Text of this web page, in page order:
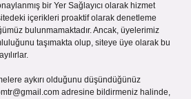
bir Yer Sağlayıcı olarak hizmet
içerikleri proaktif olarak denetleme
bulunmamaktadır. Ancak, üyelerimiz
taşımakta olup, siteye üye olarak bu
aykırı olduğunu düşündüğünüz
adresine bildirmeniz halinde,